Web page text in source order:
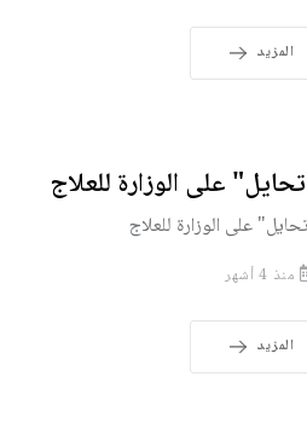
المزيد
على الوزارة للعلاج
على الوزارة للعلاج
منذ 4 أشهر
المزيد